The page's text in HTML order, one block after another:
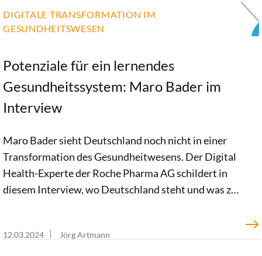
DIGITALE TRANSFORMATION IM
GESUNDHEITSWESEN
Potenziale für ein lernendes
Gesundheitssystem: Maro Bader im
Interview
Maro Bader sieht Deutschland noch nicht in einer
Transformation des Gesundheitwesens. Der Digital
Health-Experte der Roche Pharma AG schildert in
diesem Interview, wo Deutschland steht und was zu
Gesundheitssystem verfolgen Sie/Roche? Maro
12.03.2024 Jörg Artmann